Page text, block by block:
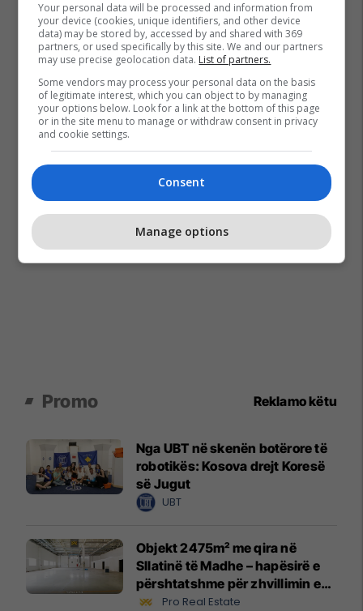
Promo Reklamo këtu
Nga UBT në skenën botërore të
robotikës: Kosova drejt Koresë
së Jugut
UBT
Objekt 2475m² me qira në
Sllatinë të Madhe – hapësirë e
përshtatshme për zhvillimin e
biznesit #16068
Pro Real Estate
Your personal data will be processed and information from
your device (cookies, unique identifiers, and other device
data) may be stored by, accessed by and shared with 369
partners, or used specifically by this site. We and our partners
may use precise geolocation data. List of partners.
Some vendors may process your personal data on the basis
of legitimate interest, which you can object to by managing
your options below. Look for a link at the bottom of this page
or in the site menu to manage or withdraw consent in privacy
and cookie settings.
Consent
Manage options